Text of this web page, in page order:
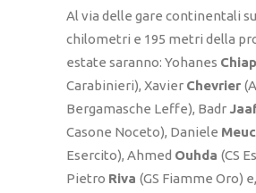
Al via delle gare continentali
chilometri e 195 metri della
estate saranno: Yohanes
Carabinieri), Xavier Chevrier
Bergamasche Leffe), Badr
Casone Noceto), Daniele
Esercito), Ahmed Ouhda (CS
Pietro Riva (GS Fiamme Oro)